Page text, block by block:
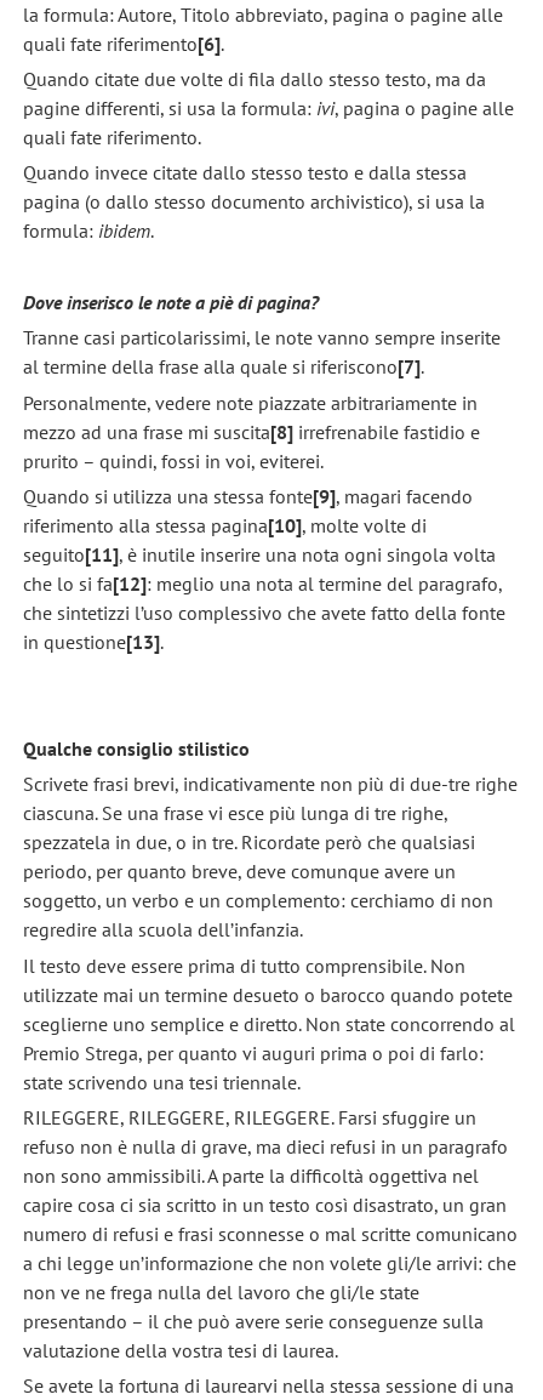
la formula: Autore, Titolo abbreviato, pagina o pagine alle
quali fate riferimento[6].
Quando citate due volte di fila dallo stesso testo, ma da
pagine differenti, si usa la formula: ivi, pagina o pagine alle
quali fate riferimento.
Quando invece citate dallo stesso testo e dalla stessa
pagina (o dallo stesso documento archivistico), si usa la
formula: ibidem.
Dove inserisco le note a piè di pagina?
Tranne casi particolarissimi, le note vanno sempre inserite
al termine della frase alla quale si riferiscono[7].
Personalmente, vedere note piazzate arbitrariamente in
mezzo ad una frase mi suscita[8]irrefrenabile fastidio e
prurito – quindi, fossi in voi, eviterei.
Quando si utilizza una stessa fonte[9], magari facendo
riferimento alla stessa pagina[10], molte volte di
seguito[11], è inutile inserire una nota ogni singola volta
che lo si fa[12]: meglio una nota al termine del paragrafo,
che sintetizzi l’uso complessivo che avete fatto della fonte
in questione[13].
Qualche consiglio stilistico
Scrivete frasi brevi, indicativamente non più di due-tre righe
ciascuna. Se una frase vi esce più lunga di tre righe,
spezzatela in due, o in tre. Ricordate però che qualsiasi
periodo, per quanto breve, deve comunque avere un
soggetto, un verbo e un complemento: cerchiamo di non
regredire alla scuola dell’infanzia.
Il testo deve essere prima di tutto comprensibile. Non
utilizzate mai un termine desueto o barocco quando potete
sceglierne uno semplice e diretto. Non state concorrendo al
Premio Strega, per quanto vi auguri prima o poi di farlo:
state scrivendo una tesi triennale.
RILEGGERE, RILEGGERE, RILEGGERE. Farsi sfuggire un
refuso non è nulla di grave, ma dieci refusi in un paragrafo
non sono ammissibili. A parte la difficoltà oggettiva nel
capire cosa ci sia scritto in un testo così disastrato, un gran
numero di refusi e frasi sconnesse o mal scritte comunicano
a chi legge un’informazione che non volete gli/le arrivi: che
non ve ne frega nulla del lavoro che gli/le state
presentando – il che può avere serie conseguenze sulla
valutazione della vostra tesi di laurea.
Se avete la fortuna di laurearvi nella stessa sessione di una